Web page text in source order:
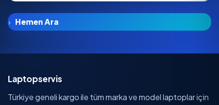
Hemen Ara
Laptopservis
Türkiye geneli kargo ile tüm marka ve model laptoplar için